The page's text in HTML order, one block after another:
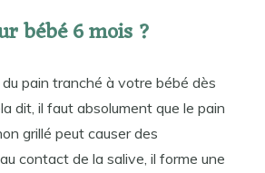
bébé 6 mois ?
pain tranché à votre bébé dès
dit, il faut absolument que le pain
grillé peut causer des
contact de la salive, il forme une